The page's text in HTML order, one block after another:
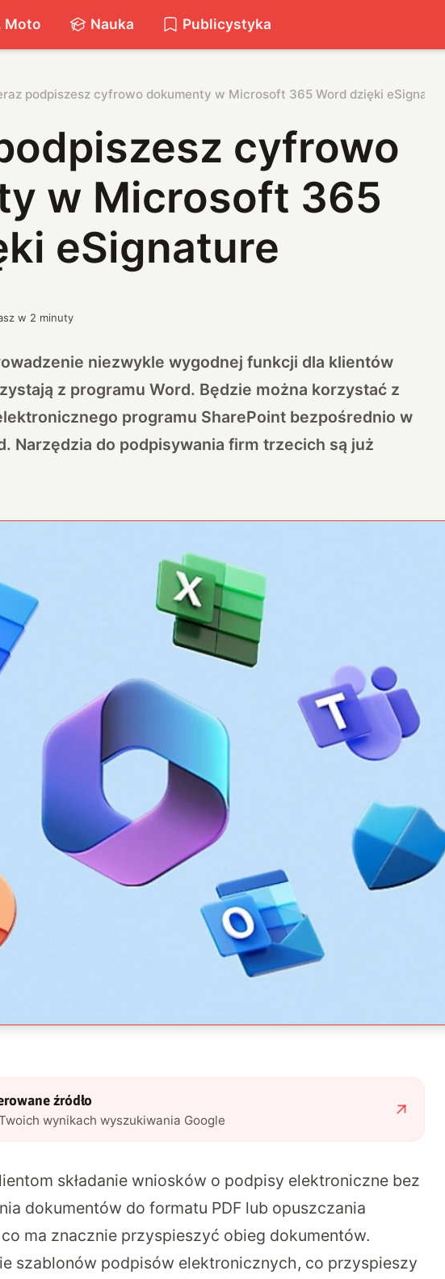
Moto Nauka Publicystyka
podpiszesz cyfrowo dokumenty w Microsoft 365 Word dzięki eSignature
cyfrowo
w Microsoft 365
eSignature
w 2 minuty
niezwykle wygodnej funkcji dla klientów
z programu Word. Będzie można korzystać z
programu SharePoint bezpośrednio w
Narzędzia do podpisywania firm trzecich są już
źródło
wynikach wyszukiwania Google
składanie wniosków o podpisy elektroniczne bez
dokumentów do formatu PDF lub opuszczania
ma znacznie przyspieszyć obieg dokumentów.
szablonów podpisów elektronicznych, co przyspieszy